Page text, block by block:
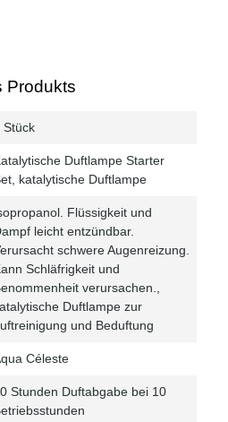
Produkts
Stück
Duftlampe Starter
, katalytische Duftlampe
Flüssigkeit und
leicht entzündbar.
schwere Augenreizung.
Schläfrigkeit und
verursachen.
Duftlampe zur
und Beduftung
Céleste
Stunden Duftabgabe bei 10